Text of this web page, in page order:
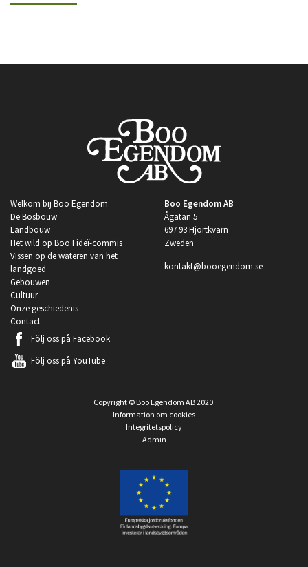
Welkom bij Boo Egendom
De Bosbouw
Landbouw
Het wild op Boo Fideï-commis
Vissen op de wateren van het
landgoed
Gebouwen
Cultuur
Onze geschiedenis
Contact
Boo Egendom AB
Ågatan 5
697 93 Hjortkvarn
Zweden
kontakt@booegendom.se
Följ oss på Facebook
Följ oss på YouTube
Copyright © Boo Egendom AB 2020.
Information om cookies
Integritetspolicy
Admin